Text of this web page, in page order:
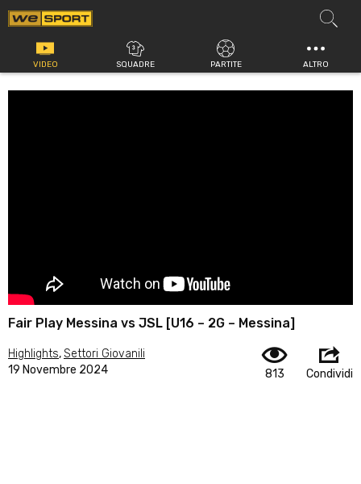
Vai
al
contenuto
VIDEO SQUADRE PARTITE ALTRO
Fair Play Messina vs JSL [U16 – 2G – Messina]
Highlights,Settori Giovanili
19 Novembre 2024
813 Condividi